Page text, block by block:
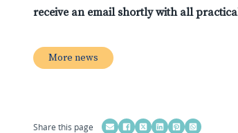
receive an email shortly with all
More news
Share this page